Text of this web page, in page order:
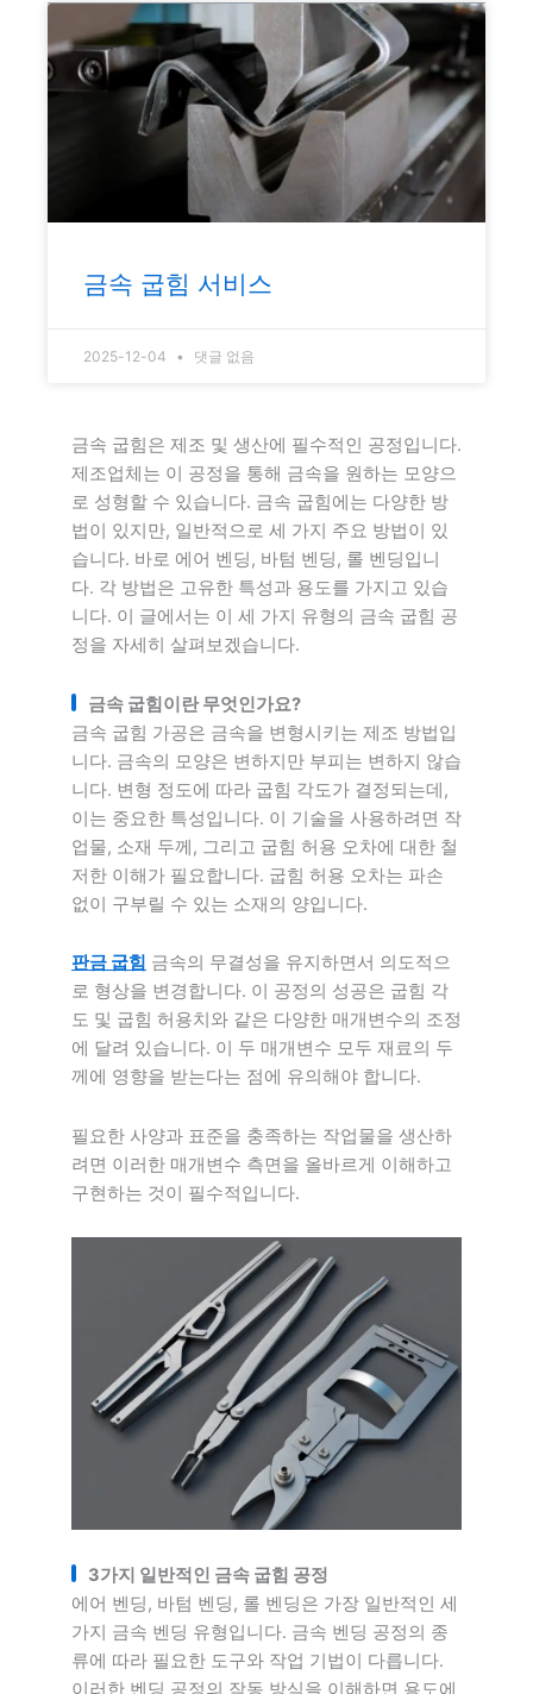
금속 굽힘 서비스
2025-12-04 댓글 없음
금속 굽힘은 제조 및 생산에 필수적인 공정입니다.
제조업체는 이 공정을 통해 금속을 원하는 모양으
로 성형할 수 있습니다. 금속 굽힘에는 다양한 방
법이 있지만, 일반적으로 세 가지 주요 방법이 있
습니다. 바로 에어 벤딩, 바텀 벤딩, 롤 벤딩입니
다. 각 방법은 고유한 특성과 용도를 가지고 있습
니다. 이 글에서는 이 세 가지 유형의 금속 굽힘 공
정을 자세히 살펴보겠습니다.
금속 굽힘이란 무엇인가요?
금속 굽힘 가공은 금속을 변형시키는 제조 방법입
니다. 금속의 모양은 변하지만 부피는 변하지 않습
니다. 변형 정도에 따라 굽힘 각도가 결정되는데,
이는 중요한 특성입니다. 이 기술을 사용하려면 작
업물, 소재 두께, 그리고 굽힘 허용 오차에 대한 철
저한 이해가 필요합니다. 굽힘 허용 오차는 파손
없이 구부릴 수 있는 소재의 양입니다.
판금 굽힘 금속의 무결성을 유지하면서 의도적으
로 형상을 변경합니다. 이 공정의 성공은 굽힘 각
도 및 굽힘 허용치와 같은 다양한 매개변수의 조정
에 달려 있습니다. 이 두 매개변수 모두 재료의 두
께에 영향을 받는다는 점에 유의해야 합니다.
필요한 사양과 표준을 충족하는 작업물을 생산하
려면 이러한 매개변수 측면을 올바르게 이해하고
구현하는 것이 필수적입니다.
3가지 일반적인 금속 굽힘 공정
에어 벤딩, 바텀 벤딩, 롤 벤딩은 가장 일반적인 세
가지 금속 벤딩 유형입니다. 금속 벤딩 공정의 종
류에 따라 필요한 도구와 작업 기법이 다릅니다.
이러한 벤딩 공정의 작동 방식을 이해하면 용도에